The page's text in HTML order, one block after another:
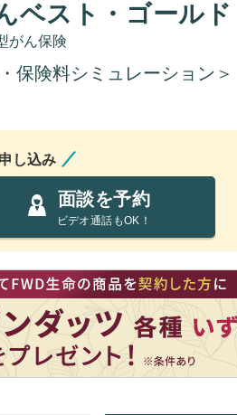
ベスト・ゴールド
がん保険
保険料シミュレーション＞
し込み
面談を予約
ビデオ通話もOK！